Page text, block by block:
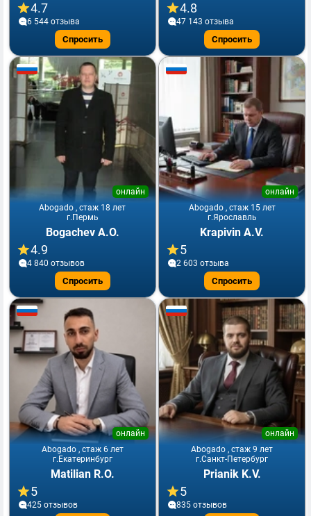
4.7
6 544 отзывa
Спросить
4.8
47 143 отзывa
Спросить
Abogado , стаж 18 лет
онлайн
г.Пермь
Bogachev A.O.
4.9
4 840 отзывов
Спросить
Abogado , стаж 15 лет
онлайн
г.Ярославль
Krapivin A.V.
5
2 603 отзывa
Спросить
Abogado , стаж 6 лет
онлайн
г.Екатеринбург
Matilian R.O.
5
425 отзывов
Abogado , стаж 9 лет
онлайн
г.Санкт-Петербург
Prianik K.V.
5
835 отзывов